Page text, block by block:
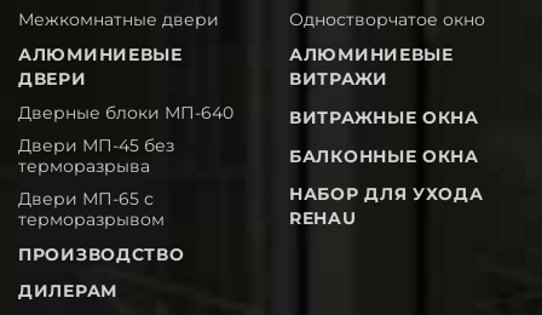
Межкомнатные двери
Одностворчатое окно
АЛЮМИНИЕВЫЕ
ДВЕРИ
Дверные блоки МП-640
Двери МП-45 без
терморазрыва
Двери МП-65 с
терморазрывом
АЛЮМИНИЕВЫЕ
ВИТРАЖИ
ВИТРАЖНЫЕ ОКНА
БАЛКОННЫЕ ОКНА
НАБОР ДЛЯ УХОДА
REHAU
ПРОИЗВОДСТВО
ДИЛЕРАМ